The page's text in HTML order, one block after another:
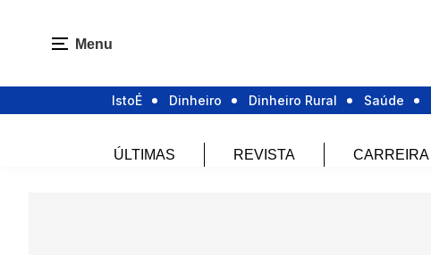
Menu
IstoÉ Dinheiro Dinheiro Rural Saúde
ÚLTIMAS REVISTA CARREIRA